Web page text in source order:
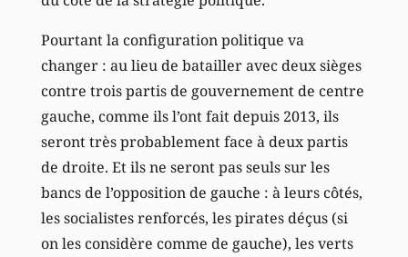
Pourtant la configuration politique va
changer : au lieu de batailler avec deux sièges
contre trois partis de gouvernement de centre
gauche, comme ils l’ont fait depuis 2013, ils
seront très probablement face à deux partis
de droite. Et ils ne seront pas seuls sur les
bancs de l’opposition de gauche : à leurs côtés,
les socialistes renforcés, les pirates déçus (si
on les considère comme de gauche), les verts